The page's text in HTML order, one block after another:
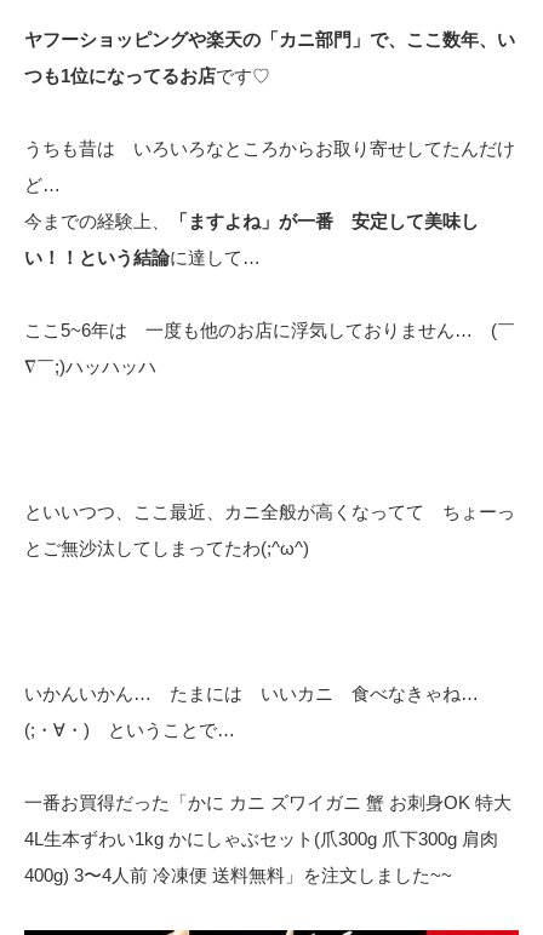
ヤフーショッピングや楽天の「カニ部門」で、ここ数年、い
つも1位になってるお店です♡
うちも昔は いろいろなところからお取り寄せしてたんだけ
ど…
今までの経験上、
「ますよね」が一番 安定して美味し
い！！という結論に達して…
ここ5~6年は 一度も他のお店に浮気しておりません… (￣
∇￣;)ハッハッハ
といいつつ、ここ最近、カニ全般が高くなってて ちょーっ
とご無沙汰してしまってたわ(;^ω^)
いかんいかん… たまには いいカニ 食べなきゃね…
(;・∀・) ということで…
一番お買得だった「かに カニ ズワイガニ 蟹 お刺身OK 特大
4L生本ずわい1kg かにしゃぶセット(爪300g 爪下300g 肩肉
400g) 3〜4人前 冷凍便 送料無料」を注文しました~~